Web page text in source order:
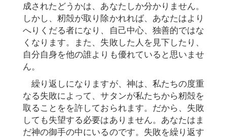
成されたどうかは、あなたしか分かりません。
しかし、籾殻が取り除かれれば、あなたはより
へりくだる者になり、自己中心、独善的ではな
くなります。また、失敗した人を見下したり、
自分自身を他の誰よりも優れていると思いませ
ん。
繰り返しになりますが、神は、私たちの度重
なる失敗によって、サタンが私たちから籾殻を
取ることをを許しておられます。だから、失敗
しても失望する必要はありません。あなたはま
だ神の御手の中にいるのです。失敗を繰り返す